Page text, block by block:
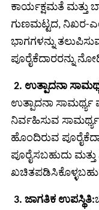
ಕಾರ್ಯಕ್ಷಮತೆ ಮತ್ತು
ಗುಣಮಟ್ಟದ, ನಿಖರ-
ಭಾಗಗಳನ್ನು
ಪೂರೈಕೆದಾರರನ್ನು
2. ಉತ್ಪಾದನಾ
ಉತ್ಪಾದನಾ ಸಾಮರ್ಥ್ಯ
ನಿರ್ವಹಿಸುವ
ಹೊಂದಿರುವ
ಪೂರೈಸಬಹುದು
3. ಜಾಗತಿಕ ಉಪಸ್ಥಿತಿ: